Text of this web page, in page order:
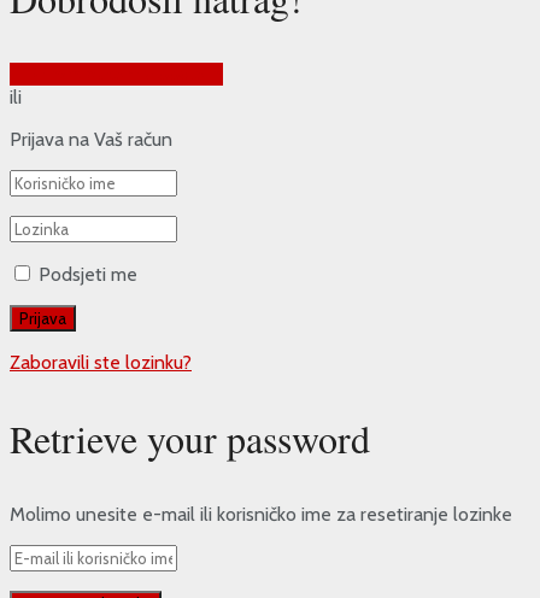
ili
Prijava na Vaš račun
Podsjeti me
Zaboravili ste lozinku?
Retrieve your password
Molimo unesite e-mail ili korisničko ime za resetiranje lozinke